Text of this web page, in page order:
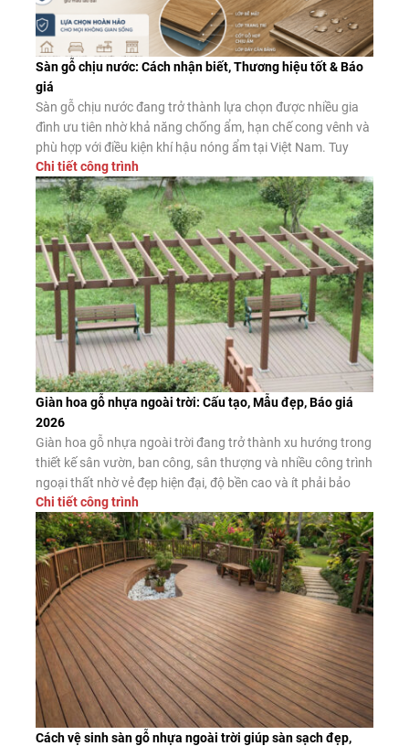
Sàn gỗ chịu nước: Cách nhận biết, Thương hiệu tốt & Báo
giá
Sàn gỗ chịu nước đang trở thành lựa chọn được nhiều gia
đình ưu tiên nhờ khả năng chống ẩm, hạn chế cong vênh và
phù hợp với điều kiện khí hậu nóng ẩm tại Việt Nam. Tuy
nhiên, không phải sản phẩm nào được quảng cáo là “chịu
nước” cũng có chất lượng như […]
Chi tiết công trình
Giàn hoa gỗ nhựa ngoài trời: Cấu tạo, Mẫu đẹp, Báo giá
2026
Giàn hoa gỗ nhựa ngoài trời đang trở thành xu hướng trong
thiết kế sân vườn, ban công, sân thượng và nhiều công trình
ngoại thất nhờ vẻ đẹp hiện đại, độ bền cao và ít phải bảo
dưỡng. Đây là giải pháp thay thế hiệu quả cho giàn hoa gỗ
tự nhiên và giàn […]
Chi tiết công trình
Cách vệ sinh sàn gỗ nhựa ngoài trời giúp sàn sạch đẹp,